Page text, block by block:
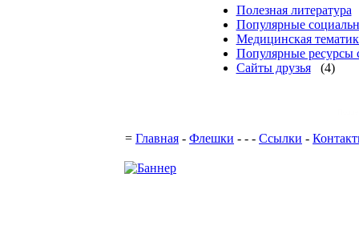
Полезная литература
Популярные
Медицинская
Популярные ресурсы
Сайты друзья
(4)
= Главная - Флешки - - - Ссылки -